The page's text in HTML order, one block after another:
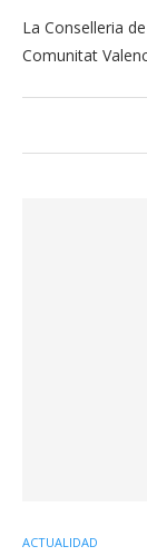
La Conselleria
Comunitat
ACTUALIDAD